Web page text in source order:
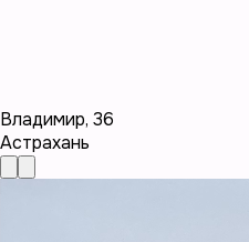
Владимир, 36
Астрахань